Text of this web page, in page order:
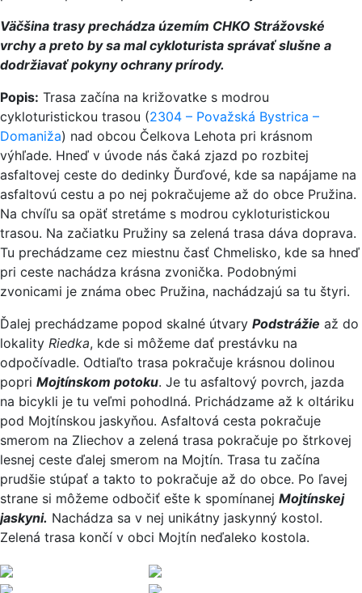
Väčšina trasy prechádza územím CHKO Strážovské
vrchy a preto by sa mal cykloturista správať slušne a
dodržiavať pokyny ochrany prírody.
Popis: Trasa začína na križovatke s modrou
cykloturistickou trasou (2304 – Považská Bystrica –
Domaniža) nad obcou Čelkova Lehota pri krásnom
výhľade. Hneď v úvode nás čaká zjazd po rozbitej
asfaltovej ceste do dedinky Ďurďové, kde sa napájame na
asfaltovú cestu a po nej pokračujeme až do obce Pružina.
Na chvíľu sa opäť stretáme s modrou cykloturistickou
trasou. Na začiatku Pružiny sa zelená trasa dáva doprava.
Tu prechádzame cez miestnu časť Chmelisko, kde sa hneď
pri ceste nachádza krásna zvonička. Podobnými
zvonicami je známa obec Pružina, nachádzajú sa tu štyri.
Ďalej prechádzame popod skalné útvary Podstrážie až do
lokality Riedka, kde si môžeme dať prestávku na
odpočívadle. Odtiaľto trasa pokračuje krásnou dolinou
popri Mojtínskom potoku. Je tu asfaltový povrch, jazda
na bicykli je tu veľmi pohodlná. Prichádzame až k oltáriku
pod Mojtínskou jaskyňou. Asfaltová cesta pokračuje
smerom na Zliechov a zelená trasa pokračuje po štrkovej
lesnej ceste ďalej smerom na Mojtín. Trasa tu začína
prudšie stúpať a takto to pokračuje až do obce. Po ľavej
strane si môžeme odbočiť ešte k spomínanej Mojtínskej
jaskyni. Nachádza sa v nej unikátny jaskynný kostol.
Zelená trasa končí v obci Mojtín neďaleko kostola.